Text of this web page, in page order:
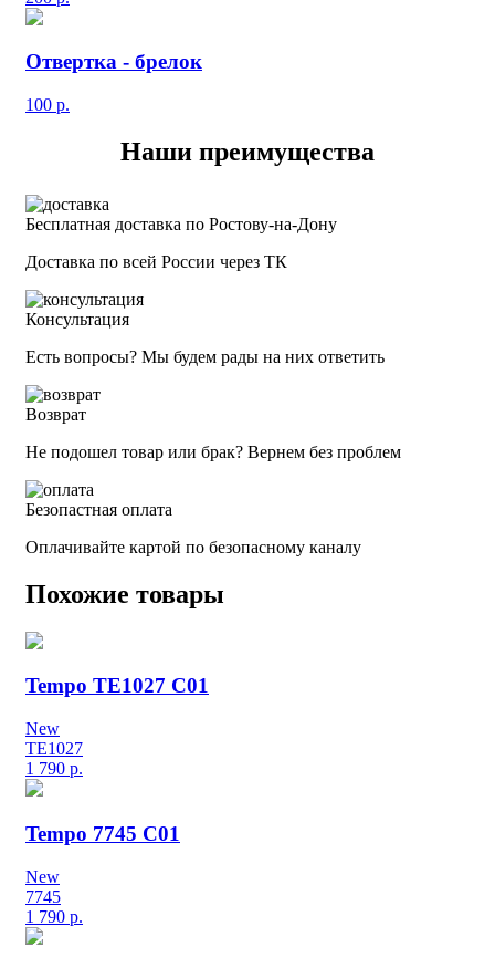
Отвертка - брелок
100 р.
Наши преимущества
Бесплатная доставка по Ростову-на-Дону
Доставка по всей России через ТК
Консультация
Есть вопросы? Мы будем рады на них ответить
Возврат
Не подошел товар или брак? Вернем без проблем
Безопастная оплата
Оплачивайте картой по безопасному каналу
Похожие товары
Tempo TE1027 C01
New
TE1027
1 790 р.
Tempo 7745 C01
New
7745
1 790 р.